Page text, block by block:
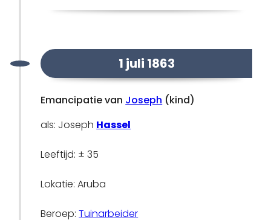
1 juli 1863
Emancipatie van Joseph (kind)
als: Joseph Hassel
Leeftijd: ± 35
Lokatie: Aruba
Beroep:Tuinarbeider